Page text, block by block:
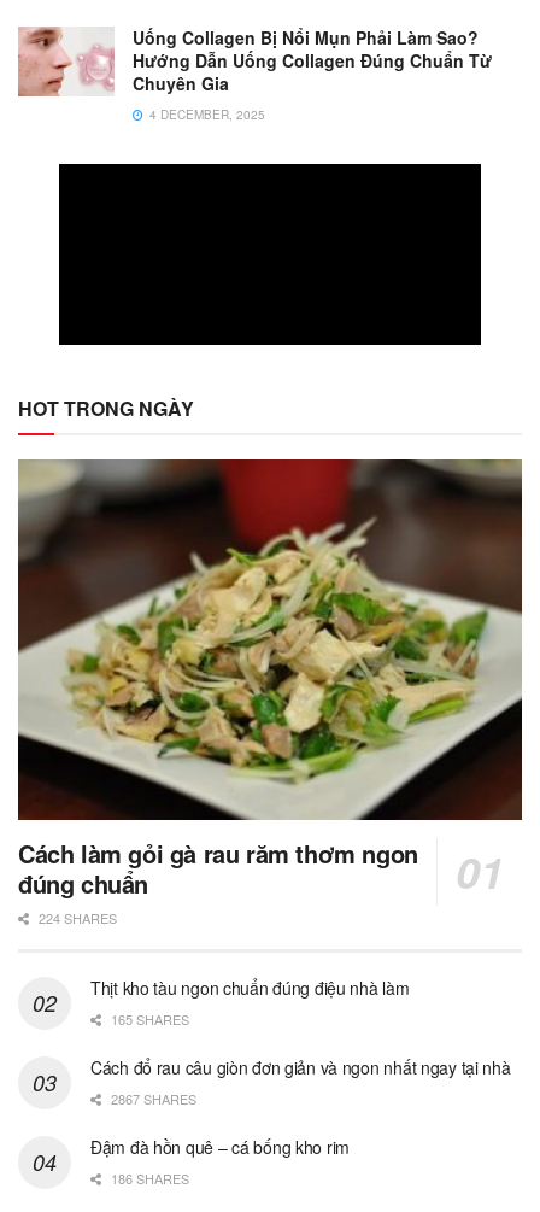
Uống Collagen Bị Nổi Mụn Phải Làm Sao?
Hướng Dẫn Uống Collagen Đúng Chuẩn Từ
Chuyên Gia
4 DECEMBER, 2025
HOT TRONG NGÀY
Cách làm gỏi gà rau răm thơm ngon
đúng chuẩn
224 SHARES
Thịt kho tàu ngon chuẩn đúng điệu nhà làm
165 SHARES
Cách đổ rau câu giòn đơn giản và ngon nhất ngay tại nhà
2867 SHARES
Đậm đà hồn quê – cá bống kho rim
186 SHARES